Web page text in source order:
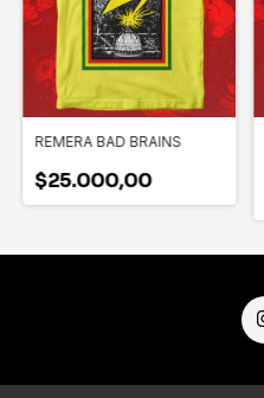
REMERA BAD BRAINS
$25.000,00